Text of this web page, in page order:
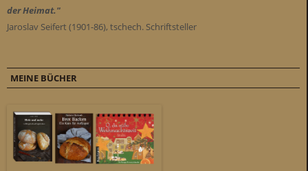
der Heimat."
Jaroslav Seifert (1901-86), tschech. Schriftsteller
MEINE BÜCHER